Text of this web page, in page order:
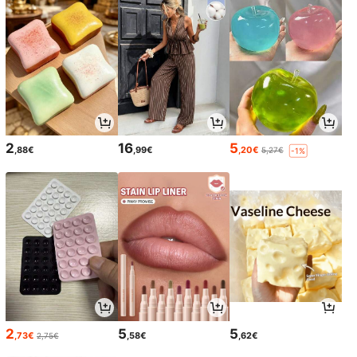
2,88€ 16,99€ 5,20€ 5,27€ -1%
2 ,73€ 2,75€ 5 ,58€ 5 ,62€